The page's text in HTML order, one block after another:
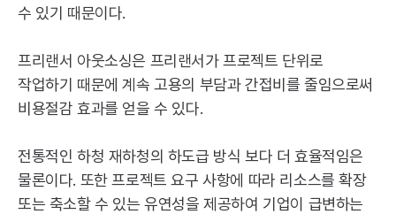
수 있기 때문이다.
프리랜서 아웃소싱은 프리랜서가 프로젝트 단위로
작업하기 때문에 계속 고용의 부담과 간접비를 줄임으로써
비용절감 효과를 얻을 수 있다.
전통적인 하청 재하청의 하도급 방식 보다 더 효율적임은
물론이다. 또한 프로젝트 요구 사항에 따라 리소스를 확장
또는 축소할 수 있는 유연성을 제공하여 기업이 급변하는